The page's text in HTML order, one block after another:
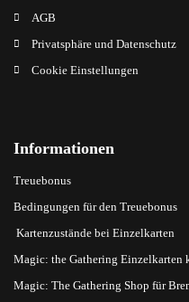
AGB
Privatsphäre und Datenschutz
Cookie Einstellungen
Informationen
Treuebonus
Bedingungen für den Treuebonus
Kartenzustände bei Einzelkarten
Magic: the Gathering Einzelkarten
Magic: The Gathering Shop für